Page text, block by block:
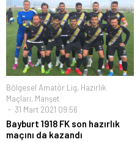
Bölgesel Amatör Lig, Hazırlık
Maçları, Manşet
31 Mart 2021 09:56
Bayburt 1918 FK son hazırlık
maçını da kazandı